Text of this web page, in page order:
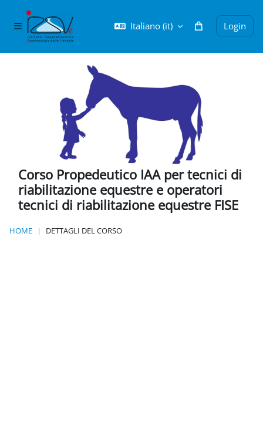
Pannello laterale Italiano ‎(it)‎ Login
Corso Propedeutico IAA per tecnici di
riabilitazione equestre e operatori
tecnici di riabilitazione equestre FISE
HOME DETTAGLI DEL CORSO